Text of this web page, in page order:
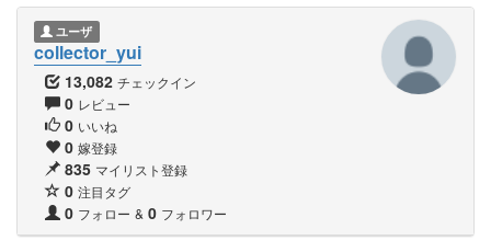
ユーザ
collector_yui
13,082 チェックイン
0 レビュー
0 いいね
0 嫁登録
835 マイリスト登録
0 注目タグ
0 フォロー & 0 フォロワー